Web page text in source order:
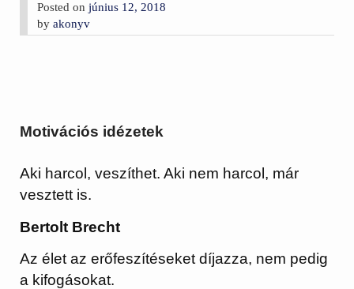
Posted onjúnius 12, 2018
byakonyv
Motivációs idézetek
Aki harcol, veszíthet. Aki nem harcol, már
vesztett is.
Bertolt Brecht
Az élet az erőfeszítéseket díjazza, nem pedig
a kifogásokat.